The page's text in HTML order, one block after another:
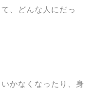
、どんな人にだっ
かなくなったり、身